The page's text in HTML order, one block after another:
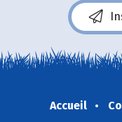
Accueil